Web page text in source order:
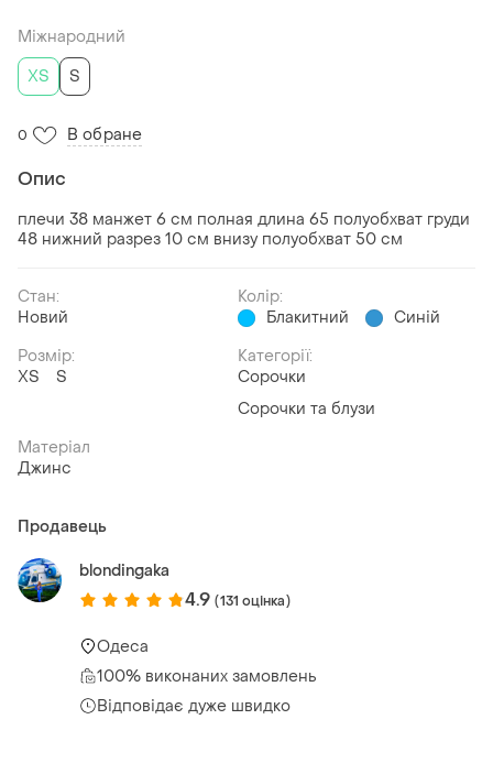
Міжнародний
ХS
S
0 В обране
Опис
плечи 38 манжет 6 см полная длина 65 полуобхват груди
48 нижний разрез 10 см внизу полуобхват 50 см
Стан:
Новий
Колір:
Блакитний
Синій
Розмір:
ХS
S
Категорії:
Сорочки
Сорочки та блузи
Матеріал
Джинс
Продавець
blondingaka
4.9 (131 оцінка)
Одеса
100% виконаних замовлень
Відповідає дуже швидко